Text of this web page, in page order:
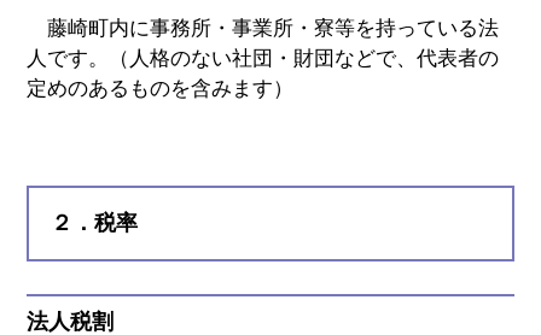
藤崎町内に事務所・事業所・寮等を持っている法
人です。（人格のない社団・財団などで、代表者の
定めのあるものを含みます）
２．税率
法人税割